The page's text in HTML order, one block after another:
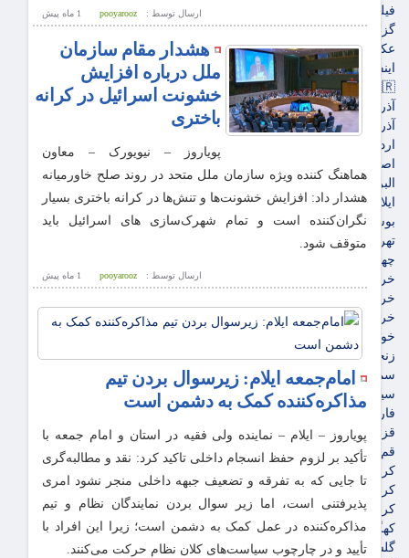
فیلم
گزارش تصویری
عکس
اینفوگرافی
🇮🇷استان ها
آذربایجان شرقی
آذربایجان غربی
اردبیل
اصفهان
البرز
ایلام
بوشهر
تهران
چهارمحال و بختیاری
خراسان جنوبی
خراسان رضوی
خراسان شمالی
خوزستان
زنجان
سمنان
سیستان و بلوچستان
فارس
قزوین
قم
کردستان
کرمان
کرمانشاه
کهگیلویه و بویراحمد
گلستان
1 ماه پيش ارسال توسط : pooyarooz
هشدار مقام سازمان
ملل درباره افزایش
خشونت‌ اسرائیل در کرانه
باختری
پویاروز – نیویورک – معاون
هماهنگ کننده ویژه سازمان ملل متحد در روند صلح خاورمیانه
هشدار داد: افزایش خشونت‌ها و تنش‌ها در کرانه باختری بسیار
نگران‌کننده است و تمام شهرک‌سازی های اسرائیل باید
متوقف شود.
1 ماه پيش ارسال توسط : pooyarooz
امام‌جمعه ایلام: زیرسوال بردن تیم
مذاکره‌کننده کمک به دشمن است
پویاروز – ایلام – نماینده ولی فقیه در استان و امام جمعه با
تأکید بر لزوم حفظ انسجام داخلی تاکید کرد: نقد و مطالبه‌گری
تا جایی که به تفرقه و تضعیف جبهه داخلی منجر نشود امری
پذیرفتنی است، اما زیر سوال بردن نمایندگان نظام و تیم
مذاکره‌کننده در عمل کمک به دشمن است؛ زیرا این افراد با
تأیید و در چارچوب سیاست‌های کلان نظام حرکت می‌کنند.